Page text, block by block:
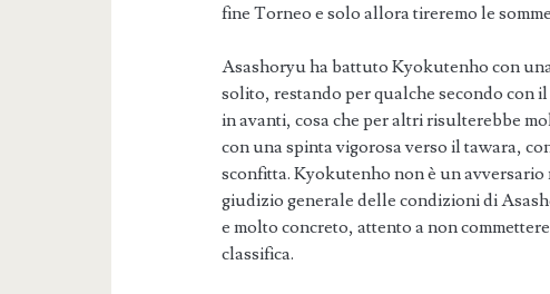
fine Torneo e solo allora tireremo le
Asashoryu ha battuto Kyokutenho con
solito, restando per qualche secondo con
in avanti, cosa che per altri risulterebbe
con una spinta vigorosa verso il tawara,
sconfitta. Kyokutenho non è un
giudizio generale delle condizioni di
e molto concreto, attento a non
classifica.